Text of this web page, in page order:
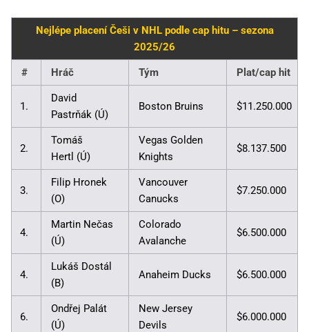
Nejlépe placení Češi v NHL podle cap hitu – sezona
2025/26
# Hráč Tým Plat/cap hit
1.
David
Pastrňák (Ú)
Boston Bruins $11.250.000
2.
Tomáš
Hertl (Ú)
Vegas Golden
Knights
$8.137.500
3.
Filip Hronek
(O)
Vancouver
Canucks
$7.250.000
4.
Martin Nečas
(Ú)
Colorado
Avalanche
$6.500.000
4.
Lukáš Dostál
(B)
Anaheim Ducks $6.500.000
6.
Ondřej Palát
(Ú)
New Jersey
Devils
$6.000.000